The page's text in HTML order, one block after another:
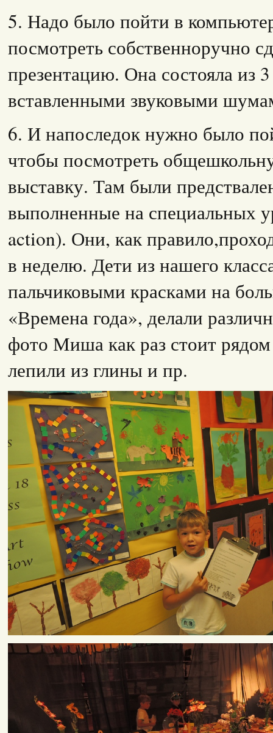
5. Надо было пойти в
посмотреть собственноручно
презентацию. Она состояла из
вставленными звуковыми
6. И напоследок нужно было
чтобы посмотреть
выставку. Там были
выполненные на специальных
action). Они, как
в неделю. Дети из нашего
пальчиковыми красками на
«Времена года», делали
фото Миша как раз стоит
лепили из глины и пр.